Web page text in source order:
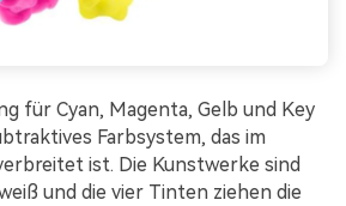
für Cyan, Magenta, Gelb und Key
Farbsystem, das im
ist. Die Kunstwerke sind
und die vier Tinten ziehen die